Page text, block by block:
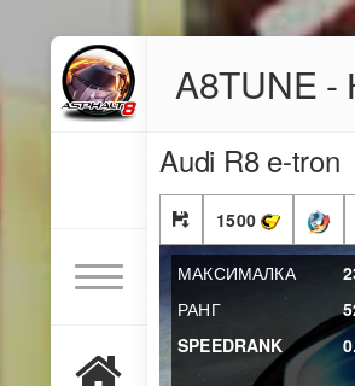
A8TUNE
Audi R8 e-tron
1500
МАКСИМАЛКА
РАНГ
SPEEDRANK